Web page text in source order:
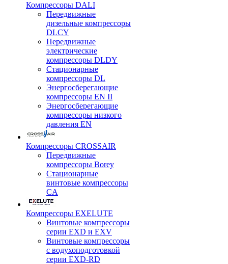
Компрессоры DALI
Передвижные
дизельные компрессоры
DLCY
Передвижные
электрические
компрессоры DLDY
Стационарные
компрессоры DL
Энергосберегающие
компрессоры EN II
Энергосберегающие
компрессоры низкого
давления EN
Компрессоры CROSSAIR
Передвижные
компрессоры Borey
Стационарные
винтовые компрессоры
CA
Компрессоры EXELUTE
Винтовые компрессоры
серии EXD и EXV
Винтовые компрессоры
с водухоподготовкой
серии EXD-RD